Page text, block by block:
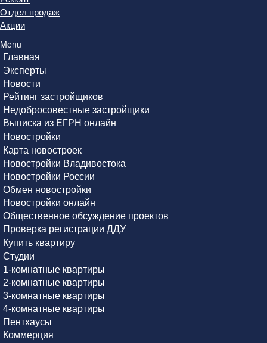
Отдел продаж
Акции
Menu
Главная
Эксперты
Новости
Рейтинг застройщиков
Недобросовестные застройщики
Выписка из ЕГРН онлайн
Новостройки
Карта новостроек
Новостройки Владивостока
Новостройки России
Обмен новостройки
Новостройки онлайн
Общественное обсуждение проектов
Проверка регистрации ДДУ
Купить квартиру
Студии
1-комнатные квартиры
2-комнатные квартиры
3-комнатные квартиры
4-комнатные квартиры
Пентхаусы
Коммерция